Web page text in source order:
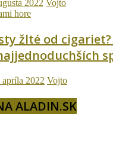
2022 Vojto
žlté od cigariet?
apríla 2022 Vojto
ALADIN.SK